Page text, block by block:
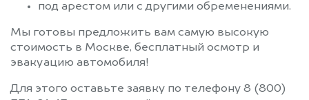
под арестом или с другими обременениями.
Мы готовы предложить вам самую высокую
стоимость в Москве, бесплатный осмотр и
эвакуацию автомобиля!
Для этого оставьте заявку по телефону 8 (800)